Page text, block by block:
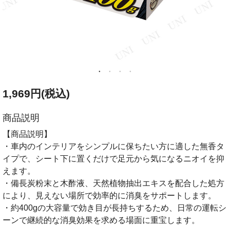
1,969円(税込)
商品説明
【商品説明】
・車内のインテリアをシンプルに保ちたい方に適した無香タ
イプで、シート下に置くだけで足元から気になるニオイを抑
えます。
・備長炭粉末と木酢液、天然植物抽出エキスを配合した処方
により、見えない場所で効率的に消臭をサポートします。
・約400gの大容量で効き目が長持ちするため、日常の運転シ
ーンで継続的な消臭効果を求める場面に重宝します。